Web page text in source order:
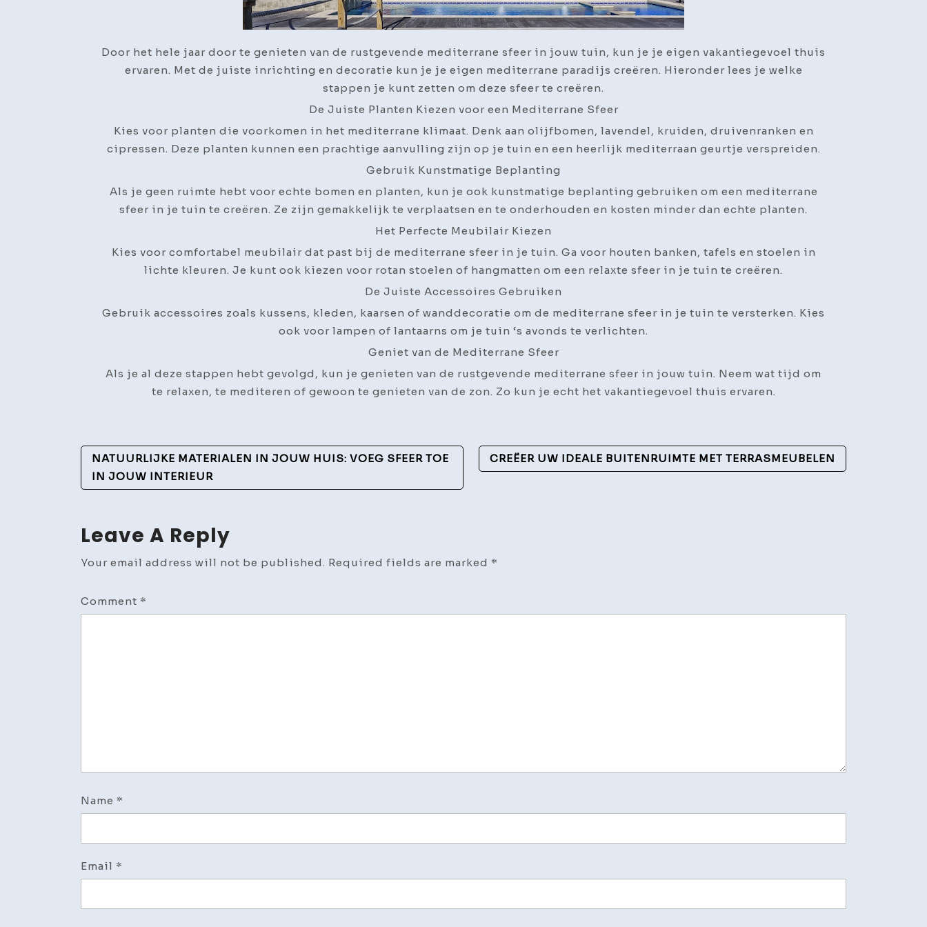
Door het hele jaar door te genieten van de rustgevende mediterrane sfeer in jouw tuin, kun je je eigen vakantiegevoel thuis
ervaren. Met de juiste inrichting en decoratie kun je je eigen mediterrane paradijs creëren. Hieronder lees je welke
stappen je kunt zetten om deze sfeer te creëren.
De Juiste Planten Kiezen voor een Mediterrane Sfeer
Kies voor planten die voorkomen in het mediterrane klimaat. Denk aan olijfbomen, lavendel, kruiden, druivenranken en
cipressen. Deze planten kunnen een prachtige aanvulling zijn op je tuin en een heerlijk mediterraan geurtje verspreiden.
Gebruik Kunstmatige Beplanting
Als je geen ruimte hebt voor echte bomen en planten, kun je ook kunstmatige beplanting gebruiken om een mediterrane
sfeer in je tuin te creëren. Ze zijn gemakkelijk te verplaatsen en te onderhouden en kosten minder dan echte planten.
Het Perfecte Meubilair Kiezen
Kies voor comfortabel meubilair dat past bij de mediterrane sfeer in je tuin. Ga voor houten banken, tafels en stoelen in
lichte kleuren. Je kunt ook kiezen voor rotan stoelen of hangmatten om een relaxte sfeer in je tuin te creëren.
De Juiste Accessoires Gebruiken
Gebruik accessoires zoals kussens, kleden, kaarsen of wanddecoratie om de mediterrane sfeer in je tuin te versterken. Kies
ook voor lampen of lantaarns om je tuin ‘s avonds te verlichten.
Geniet van de Mediterrane Sfeer
Als je al deze stappen hebt gevolgd, kun je genieten van de rustgevende mediterrane sfeer in jouw tuin. Neem wat tijd om
te relaxen, te mediteren of gewoon te genieten van de zon. Zo kun je echt het vakantiegevoel thuis ervaren.
Post
Navigation
NATUURLIJKE MATERIALEN IN JOUW HUIS: VOEG SFEER TOE
IN JOUW INTERIEUR
CREËER UW IDEALE BUITENRUIMTE MET TERRASMEUBELEN
Leave A Reply
Your email address will not be published. Required fields are marked *
Comment *
Name *
Email *